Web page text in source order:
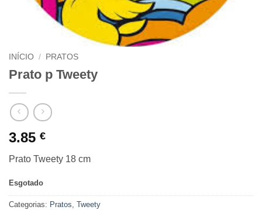
INÍCIO / PRATOS
Prato p Tweety
3.85 €
Prato Tweety 18 cm
Esgotado
Categorias: Pratos, Tweety